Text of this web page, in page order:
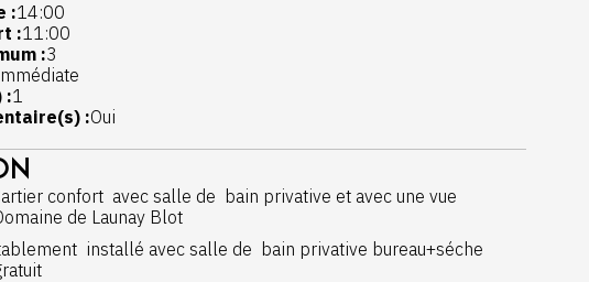
:14:00
:11:00
:3
:1
:Oui
confort avec salle de bain privative et avec une vue
de Launay Blot
installé avec salle de bain privative bureau+séche